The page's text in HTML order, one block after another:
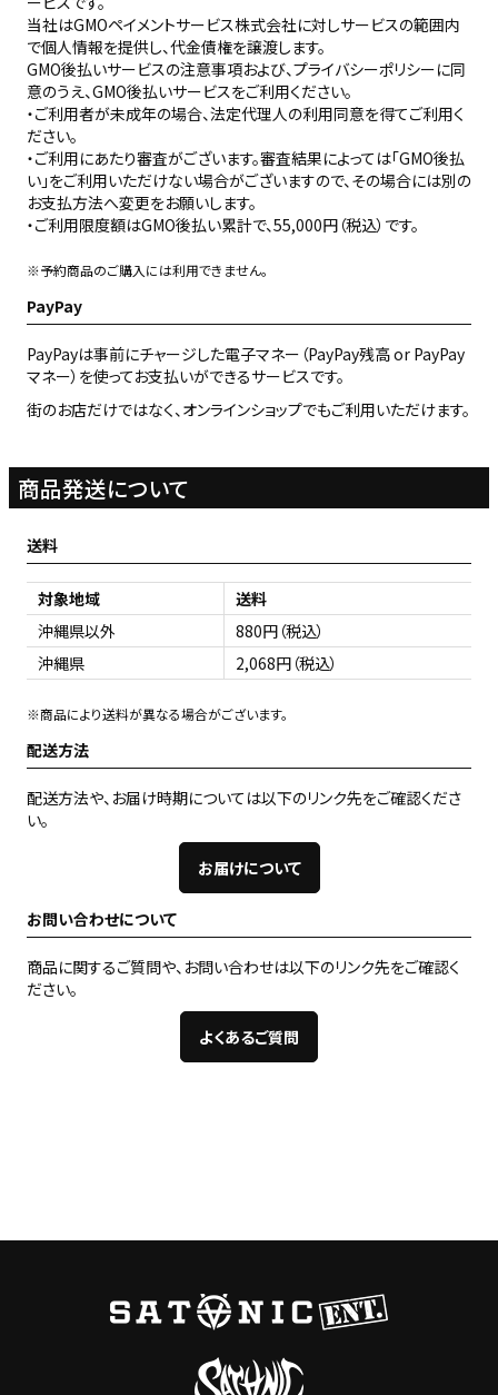
当社はGMOペイメントサービス株式会社に対しサービスの範囲内
で個人情報を提供し、代金債権を譲渡します。
GMO後払いサービスの注意事項および、プライバシーポリシーに同
意のうえ、GMO後払いサービスをご利用ください。
・ご利用者が未成年の場合、法定代理人の利用同意を得てご利用く
ださい。
・ご利用にあたり審査がございます。審査結果によっては「GMO後払
い」をご利用いただけない場合がございますので、その場合には別の
お支払方法へ変更をお願いします。
・ご利用限度額はGMO後払い累計で、55,000円（税込）です。
※予約商品のご購入には利用できません。
PayPay
PayPayは事前にチャージした電子マネー（PayPay残高 or PayPay
マネー）を使ってお支払いができるサービスです。
街のお店だけではなく、オンラインショップでもご利用いただけます。
商品発送について
送料
対象地域
送料
沖縄県以外
880円（税込）
沖縄県
2,068円（税込）
※商品により送料が異なる場合がございます。
配送方法
配送方法や、お届け時期については以下のリンク先をご確認くださ
い。
お届けについて
お問い合わせについて
商品に関するご質問や、お問い合わせは以下のリンク先をご確認く
ださい。
よくあるご質問